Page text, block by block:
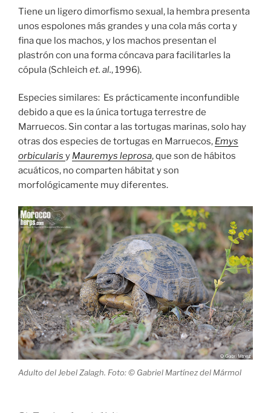
Tiene un ligero dimorfismo sexual, la hembra presenta
unos espolones más grandes y una cola más corta y
fina que los machos, y los machos presentan el
plastrón con una forma cóncava para facilitarles la
cópula (Schleich et. al., 1996).
Especies similares: Es prácticamente inconfundible
debido a que es la única tortuga terrestre de
Marruecos. Sin contar a las tortugas marinas, solo hay
otras dos especies de tortugas en Marruecos, Emys
orbicularis y Mauremys leprosa, que son de hábitos
acuáticos, no comparten hábitat y son
morfológicamente muy diferentes.
Adulto del Jebel Zalagh. Foto: © Gabriel Martínez del Mármol